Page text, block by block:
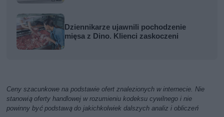
Dziennikarze ujawnili pochodzenie
mięsa z Dino. Klienci zaskoczeni
Ceny szacunkowe na podstawie ofert znalezionych w internecie. Nie
stanowią oferty handlowej w rozumieniu kodeksu cywilnego i nie
powinny być podstawą do jakichkolwiek dalszych analiz i obliczeń